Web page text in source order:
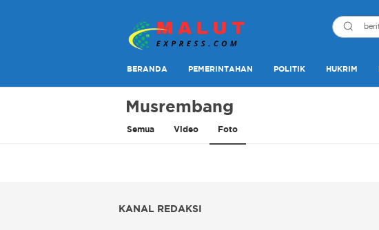
Malut Express
Berita Lebih Cepat
BERANDA PEMERINTAHAN POLITIK HUKRIM
Musrembang
Semua Video Foto
KANAL REDAKSI